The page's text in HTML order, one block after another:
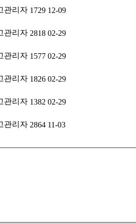
관리자 1729 12-09
관리자 2818 02-29
관리자 1577 02-29
관리자 1826 02-29
관리자 1382 02-29
관리자 2864 11-03